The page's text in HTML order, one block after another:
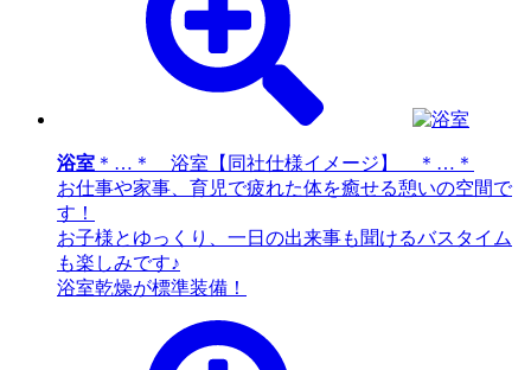
浴室 ＊…＊ 浴室【同社仕様イメージ】 ＊…＊
お仕事や家事、育児で疲れた体を癒せる憩いの空間で
す！
お子様とゆっくり、一日の出来事も聞けるバスタイム
も楽しみです♪
浴室乾燥が標準装備！